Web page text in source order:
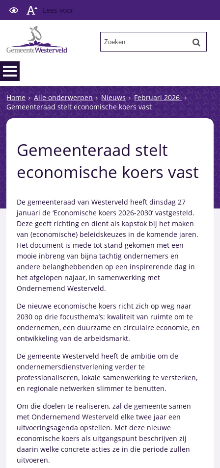
Lees voor
Home Alle onderwerpen Nieuws
Februari 2026
Gemeenteraad stelt economische koers vast
Gemeenteraad stelt
economische koers vast
De gemeenteraad van Westerveld heeft dinsdag 27
januari de ‘Economische koers 2026-2030’ vastgesteld.
Deze geeft richting en dient als kapstok bij het maken
van (economische) beleidskeuzes in de komende jaren.
Het document is mede tot stand gekomen met een
mooie inbreng van bijna tachtig ondernemers en
andere belanghebbenden op een inspirerende dag in
het afgelopen najaar, in samenwerking met
Ondernemend Westerveld.
De nieuwe economische koers richt zich op weg naar
2030 op drie focusthema’s: kwaliteit van ruimte om te
ondernemen, een duurzame en circulaire economie, en
ontwikkeling van de arbeidsmarkt.
De gemeente Westerveld heeft de ambitie om de
ondernemersdienstverlening verder te
professionaliseren, lokale samenwerking te versterken,
en regionale netwerken slimmer te benutten.
Om die doelen te realiseren, zal de gemeente samen
met Ondernemend Westerveld elke twee jaar een
uitvoeringsagenda opstellen. Met deze nieuwe
economische koers als uitgangspunt beschrijven zij
daarin welke concrete acties ze in die periode zullen
uitvoeren.